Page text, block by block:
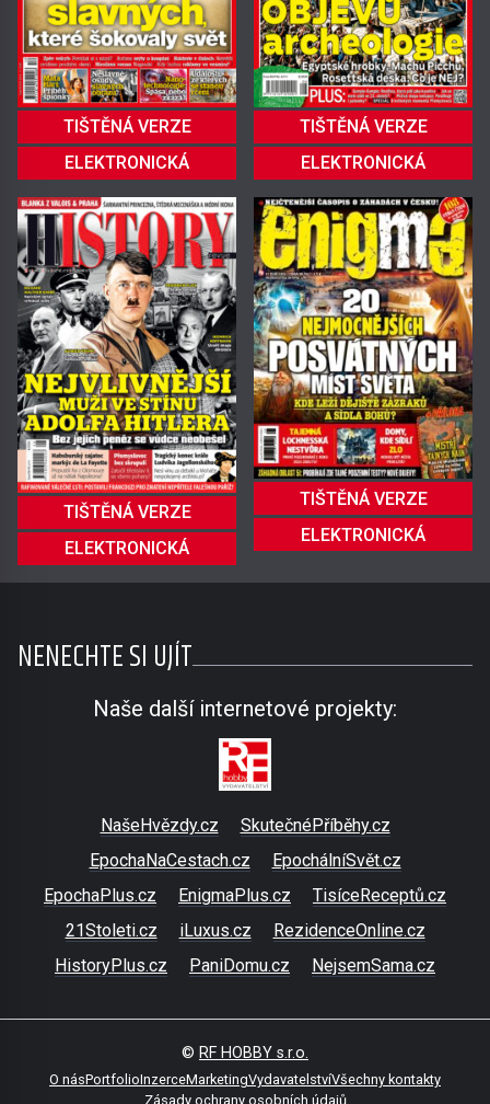
TIŠTĚNÁ VERZE
ELEKTRONICKÁ
TIŠTĚNÁ VERZE
ELEKTRONICKÁ
TIŠTĚNÁ VERZE
ELEKTRONICKÁ
TIŠTĚNÁ VERZE
ELEKTRONICKÁ
NENECHTE SI UJÍT
Naše další internetové projekty:
NašeHvězdy.cz
SkutečnéPříběhy.cz
EpochaNaCestach.cz
EpochálníSvět.cz
EpochaPlus.cz
EnigmaPlus.cz
TisíceReceptů.cz
21Stoleti.cz
iLuxus.cz
RezidenceOnline.cz
HistoryPlus.cz
PaniDomu.cz NejsemSama.cz
© RF HOBBY s.r.o.
O násPortfolioInzerceMarketingVydavatelstvíVšechny kontakty
Zásady ochrany osobních údajů